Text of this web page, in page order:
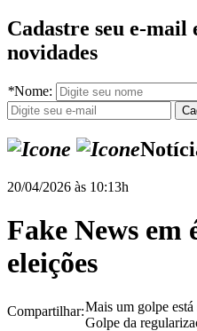
Cadastre seu e-mail
novidades
*Nome:
20/04/2026 às 10:13h
Fake News em
eleições
Compartilhar:Mais um golpe
Golpe da